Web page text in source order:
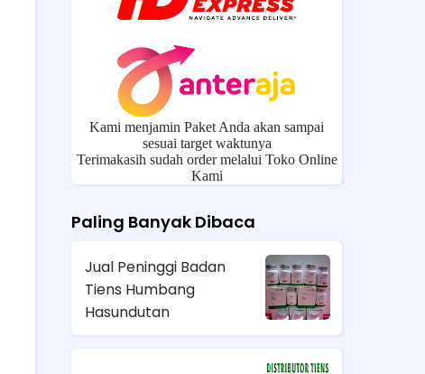
Kami menjamin Paket Anda akan sampai
sesuai target waktunya
Terimakasih sudah order melalui Toko Online
Kami
Paling Banyak Dibaca
Jual Peninggi Badan
Tiens Humbang
Hasundutan